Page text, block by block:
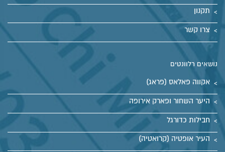
תקנון
צרו קשר
נושאים רלוונטים
אקווה פאלאס (פראג)
היער השחור ופארק אירופה
חבילות כדורגל
העיר אופטיה (קרואטיה)